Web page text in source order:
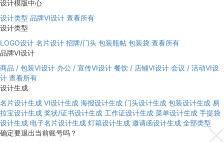
设计模版中心
设计类型 品牌VI设计 查看所有
设计类型
LOGO设计 名片设计 招牌/门头 包装瓶帖 包装袋 查看所有
品牌VI设计
商品 / 包装VI设计 办公 / 宣传VI设计 餐饮 / 店铺VI设计 会议 / 活动VI设
计 查看所有
设计生成
名片设计生成 VI设计生成 海报设计生成 门头设计生成 包装设计生成 易
拉宝设计生成 奖状/证书设计生成 工作证设计生成 菜单设计生成 手提袋
设计生成 电子名片设计生成 灯箱设计生成 邀请函设计生成 全部类型
确定要退出当前账号吗？